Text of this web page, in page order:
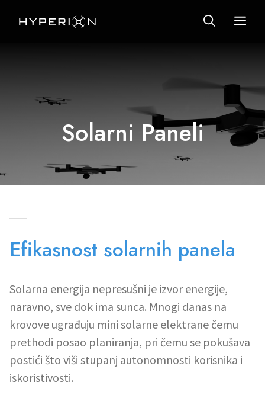
Solarni Paneli
Efikasnost solarnih panela
Solarna energija nepresušni je izvor energije,
naravno, sve dok ima sunca. Mnogi danas na
krovove ugrađuju mini solarne elektrane čemu
prethodi posao planiranja, pri čemu se pokušava
postići što viši stupanj autonomnosti korisnika i
iskoristivosti.